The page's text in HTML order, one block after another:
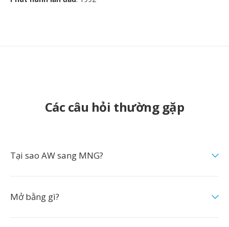
Các câu hỏi thường gặp
Tại sao AW sang MNG?
Mở bằng gì?